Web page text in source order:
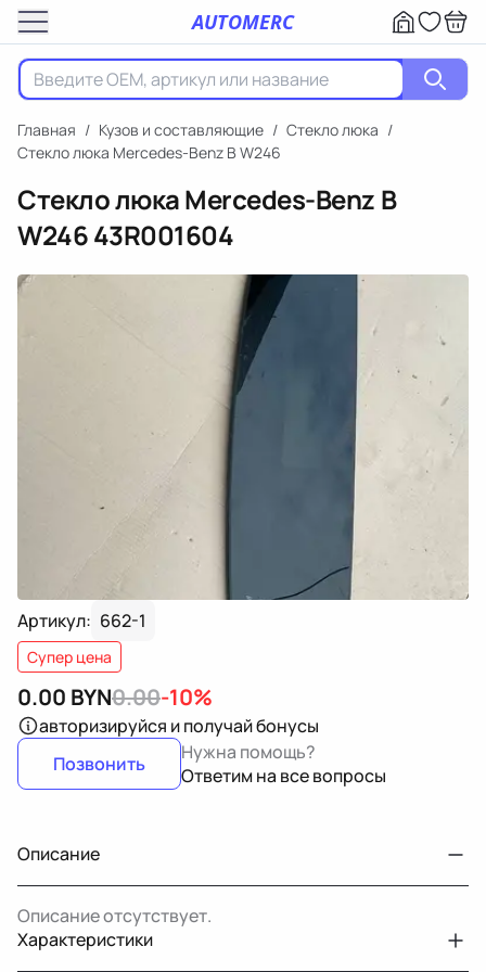
AUTOMERC
Главная / Кузов и составляющие / Стекло люка /
Стекло люка Mercedes-Benz B W246
Стекло люка Mercedes-Benz B
W24643R001604
Артикул: 662-1
Супер цена
0.00 BYN0.00-10%
авторизируйся и получай бонусы
Позвонить
Нужна помощь?
Ответим на все вопросы
Описание
Описание отсутствует.
Характеристики